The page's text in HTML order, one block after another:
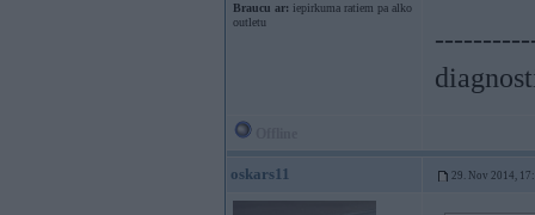
Braucu ar: iepirkuma ratiem pa alko
outletu
oskars11 29. Nov 2014,